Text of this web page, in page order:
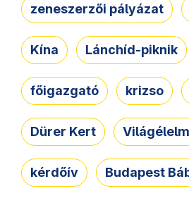
zeneszerzői pályázat
Kína Lánchíd-piknik
főigazgató krizso
Dürer Kert
kérdőív Budapest